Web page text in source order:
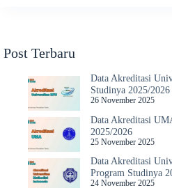
Post Terbaru
Data Akreditasi
Studinya 2025/2026
26 November 2025
Data Akreditasi
2025/2026
25 November 2025
Data Akreditasi
Program Studinya
24 November 2025